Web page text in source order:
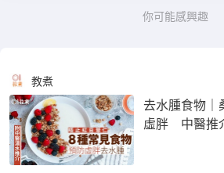
你可能感興趣
教煮
去水腫食物｜
虛胖 中醫推